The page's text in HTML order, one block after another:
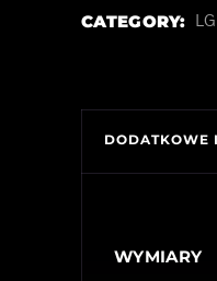
CATEGORY: LG
DODATKOWE
WYMIARY